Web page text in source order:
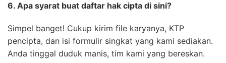
6. Apa syarat buat daftar hak cipta di sini?
Simpel banget! Cukup kirim file karyanya, KTP
pencipta, dan isi formulir singkat yang kami sediakan.
Anda tinggal duduk manis, tim kami yang bereskan.